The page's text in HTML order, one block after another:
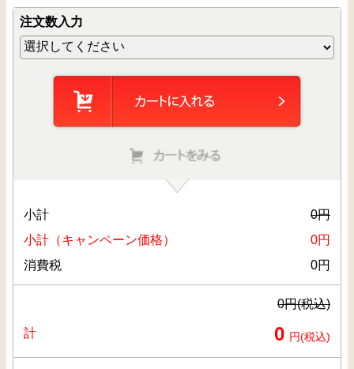
注文数入力
小計 0円
小計（キャンペーン価格）
0円
消費税
0円
0円(税込)
計 0 円(税込)